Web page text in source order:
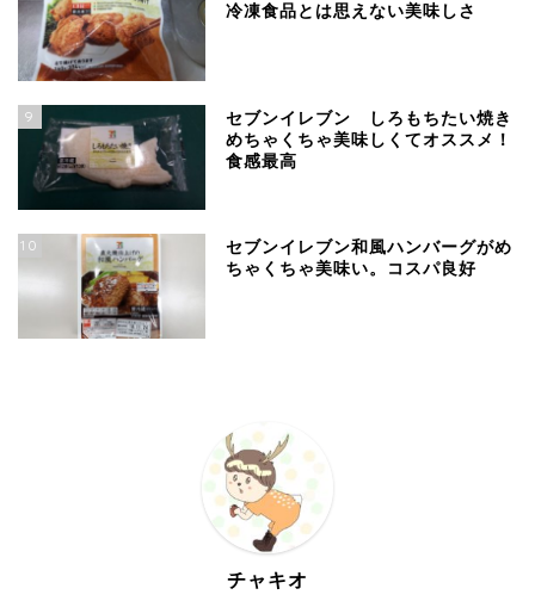
冷凍食品とは思えない美味しさ
9
セブンイレブン しろもちたい焼き
めちゃくちゃ美味しくてオススメ！
食感最高
10
セブンイレブン和風ハンバーグがめ
ちゃくちゃ美味い。コスパ良好
チャキオ